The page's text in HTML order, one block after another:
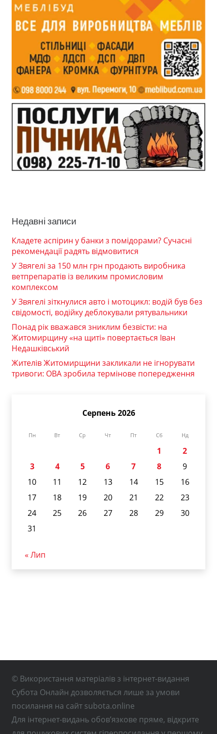
Недавні записи
Кладете аспірин у банки з помідорами? Сучасні
рекомендації радять відмовитися
У Звягелі за 150 млн грн продають виробника
ветпрепаратів із великим промисловим
комплексом
У Звягелі зіткнулися авто і мотоцикл: водій був без
свідомості, водійку деблокували рятувальники
Понад рік вважався зниклим безвісти: на
Житомирщину «на щиті» повертається Іван
Недашківський
Жителів Житомирщини закликали не ігнорувати
тривоги: ОВА зробила термінове попередження
Серпень 2026
Пн Вт Ср Чт Пт Сб Нд
1
2
3
4 5 6 7 8
9
10
11 12 13 14 15
16
17
18 19 20 21 22
23
24
25 26 27 28 29
30
31
« Лип
© Використання матеріалів з інтернет-видання
Субота Онлайн дозволяється лише за умови
посилання на сайт subota.online
Для інтернет-видань обов’язкове пряме, відкрите